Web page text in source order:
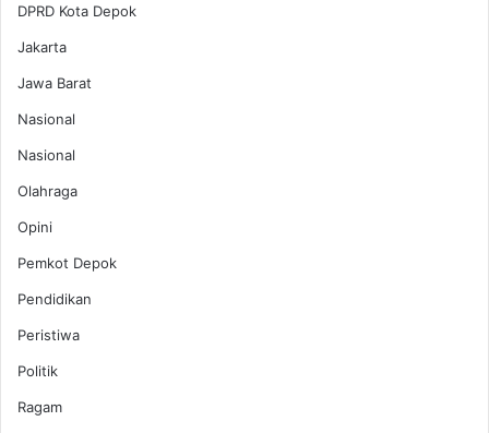
DPRD Kota Depok
Jakarta
Jawa Barat
Nasional
Nasional
Olahraga
Opini
Pemkot Depok
Pendidikan
Peristiwa
Politik
Ragam